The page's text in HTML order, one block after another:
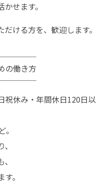
せます。
ける方を、歓迎します。
の働き方
￣￣￣￣
祝休み・年間休日120日以
。
。